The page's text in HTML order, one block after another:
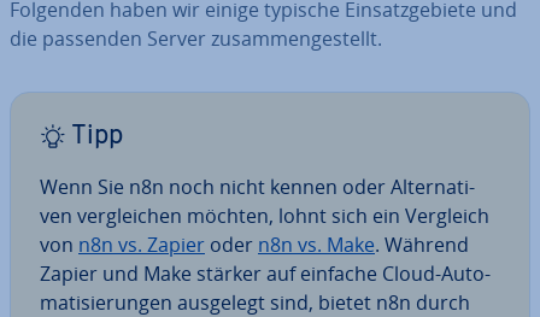
Folgenden haben wir einige typische Ein­satz­ge­bie­te und
die passenden Server zu­sam­men­ge­stellt.
Tipp
Wenn Sie n8n noch nicht kennen oder Al­ter­na­ti­
ven ver­glei­chen möchten, lohnt sich ein Vergleich
von n8n vs. Zapier oder n8n vs. Make. Während
Zapier und Make stärker auf einfache Cloud-Au­to­
ma­ti­sie­run­gen ausgelegt sind, bietet n8n durch